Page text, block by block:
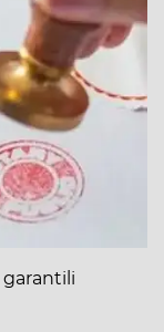
garantili